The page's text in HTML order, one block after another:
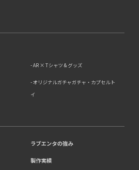
AR × Tシャツ & グッズ
オリジナルガチャガチャ・カプセルト
イ
ラブエンタの強み
製作実績